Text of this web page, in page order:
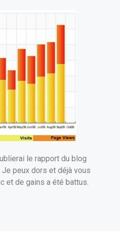
le rapport du blog
peux dors et déjà vous
et de gains a été battus.